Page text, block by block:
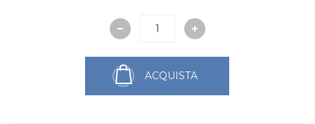
ACQUISTA